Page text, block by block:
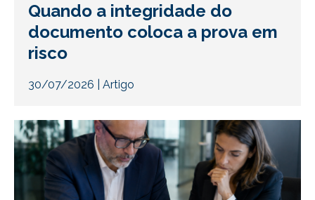
Quando a integridade do
documento coloca a prova em
risco
30/07/2026 Artigo